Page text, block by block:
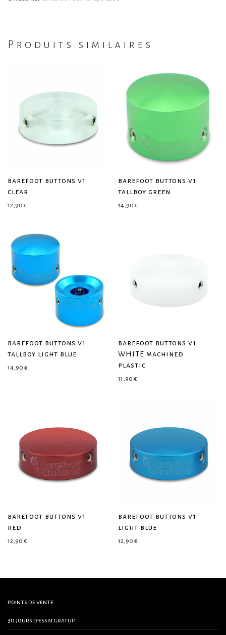
Produits similaires
barefoot buttons v1
clear
12,90 €
barefoot buttons v1
tallboy green
14,90 €
barefoot buttons v1
tallboy light blue
14,90 €
barefoot buttons v1
WHITE machined
plastic
11,90 €
barefoot buttons v1
red
12,90 €
barefoot buttons v1
light blue
12,90 €
points de vente
30 jours d’essai gratuit